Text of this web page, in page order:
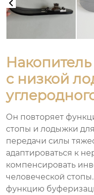
с низкой
Он повторяет
стопы и лодыжки
передачи силы
адаптироваться к
компенсировать
человеческой
функцию